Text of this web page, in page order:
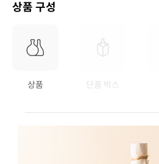
상품 구성
상품 단품 박스